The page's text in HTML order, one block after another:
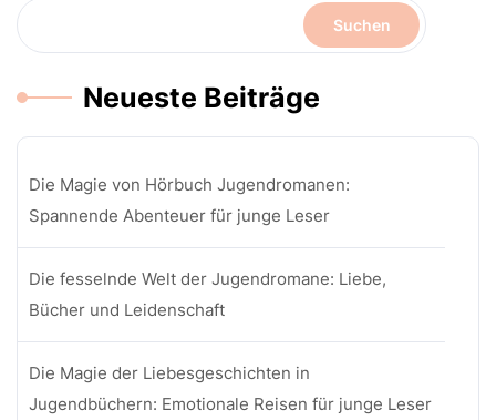
Suchen
Neueste Beiträge
Die Magie von Hörbuch Jugendromanen:
Spannende Abenteuer für junge Leser
Die fesselnde Welt der Jugendromane: Liebe,
Bücher und Leidenschaft
Die Magie der Liebesgeschichten in
Jugendbüchern: Emotionale Reisen für junge Leser